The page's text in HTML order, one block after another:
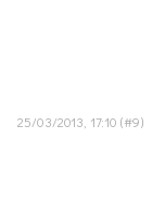
25/03/2013, 17:10